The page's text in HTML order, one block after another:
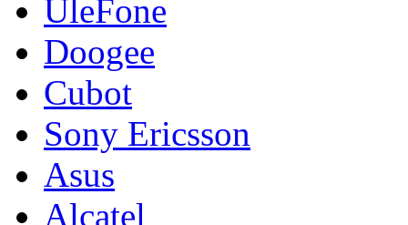
UleFone
Doogee
Cubot
Sony Ericsson
Asus
Alcatel